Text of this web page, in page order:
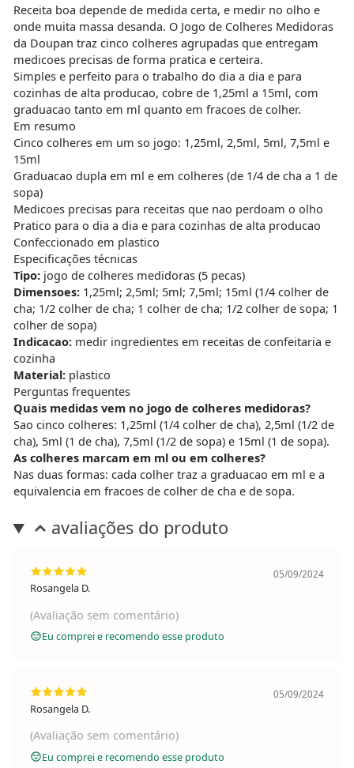
Receita boa depende de medida certa, e medir no olho e
onde muita massa desanda. O Jogo de Colheres Medidoras
da Doupan traz cinco colheres agrupadas que entregam
medicoes precisas de forma pratica e certeira.
Simples e perfeito para o trabalho do dia a dia e para
cozinhas de alta producao, cobre de 1,25ml a 15ml, com
graduacao tanto em ml quanto em fracoes de colher.
Em resumo
Cinco colheres em um so jogo: 1,25ml, 2,5ml, 5ml, 7,5ml e
15ml
Graduacao dupla em ml e em colheres (de 1/4 de cha a 1 de
sopa)
Medicoes precisas para receitas que nao perdoam o olho
Pratico para o dia a dia e para cozinhas de alta producao
Confeccionado em plastico
Especificações técnicas
Tipo:jogo de colheres medidoras (5 pecas)
Dimensoes:1,25ml; 2,5ml; 5ml; 7,5ml; 15ml (1/4 colher de
cha; 1/2 colher de cha; 1 colher de cha; 1/2 colher de sopa; 1
colher de sopa)
Indicacao:medir ingredientes em receitas de confeitaria e
cozinha
Material:plastico
Perguntas frequentes
Quais medidas vem no jogo de colheres medidoras?
Sao cinco colheres: 1,25ml (1/4 colher de cha), 2,5ml (1/2 de
cha), 5ml (1 de cha), 7,5ml (1/2 de sopa) e 15ml (1 de sopa).
As colheres marcam em ml ou em colheres?
Nas duas formas: cada colher traz a graduacao em ml e a
equivalencia em fracoes de colher de cha e de sopa.
avaliações do produto
Rosangela D.
05/09/2024
(Avaliação sem comentário)
Eu comprei e recomendo esse produto
Rosangela D.
05/09/2024
(Avaliação sem comentário)
Eu comprei e recomendo esse produto